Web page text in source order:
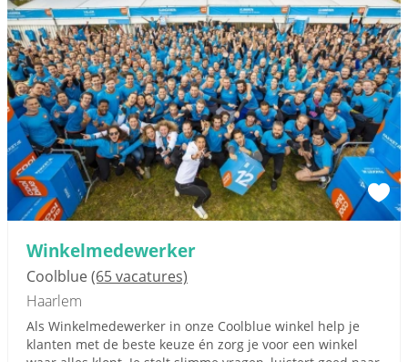
Winkelmedewerker
Coolblue(65 vacatures)
Haarlem
Als Winkelmedewerker in onze Coolblue winkel help je
klanten met de beste keuze én zorg je voor een winkel